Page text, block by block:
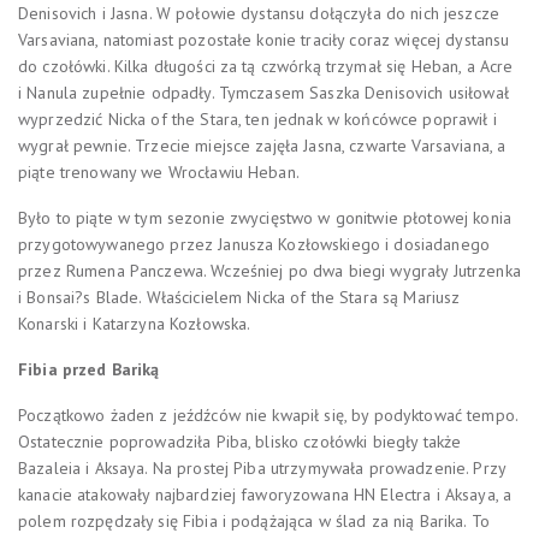
Denisovich i Jasna. W połowie dystansu dołączyła do nich jeszcze
Varsaviana, natomiast pozostałe konie traciły coraz więcej dystansu
do czołówki. Kilka długości za tą czwórką trzymał się Heban, a Acre
i Nanula zupełnie odpadły. Tymczasem Saszka Denisovich usiłował
wyprzedzić Nicka of the Stara, ten jednak w końcówce poprawił i
wygrał pewnie. Trzecie miejsce zajęła Jasna, czwarte Varsaviana, a
piąte trenowany we Wrocławiu Heban.
Było to piąte w tym sezonie zwycięstwo w gonitwie płotowej konia
przygotowywanego przez Janusza Kozłowskiego i dosiadanego
przez Rumena Panczewa. Wcześniej po dwa biegi wygrały Jutrzenka
i Bonsai?s Blade. Właścicielem Nicka of the Stara są Mariusz
Konarski i Katarzyna Kozłowska.
Fibia przed Bariką
Początkowo żaden z jeźdźców nie kwapił się, by podyktować tempo.
Ostatecznie poprowadziła Piba, blisko czołówki biegły także
Bazaleia i Aksaya. Na prostej Piba utrzymywała prowadzenie. Przy
kanacie atakowały najbardziej faworyzowana HN Electra i Aksaya, a
polem rozpędzały się Fibia i podążająca w ślad za nią Barika. To